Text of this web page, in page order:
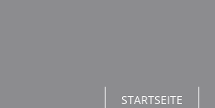
STARTSEITE